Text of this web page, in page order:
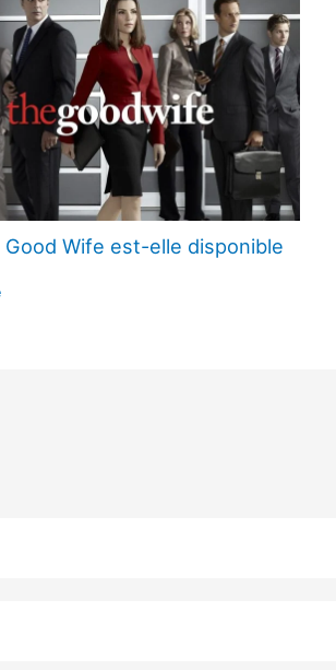
Good Wife est-elle disponible